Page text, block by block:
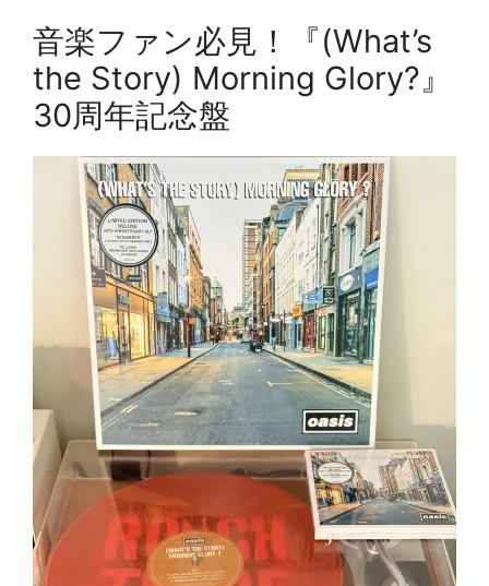
音楽ファン必見！『(What’s
the Story) Morning Glory?』
30周年記念盤